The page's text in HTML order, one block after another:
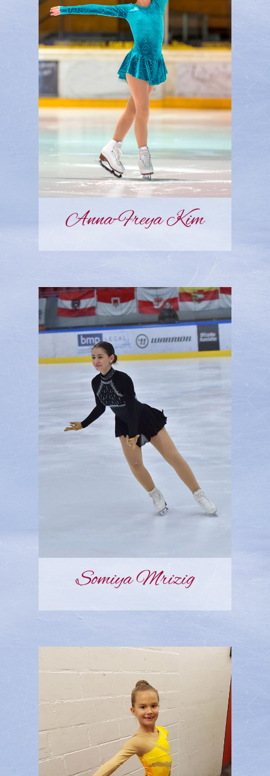
Anna-Freya Kim
Somiya Mrizig